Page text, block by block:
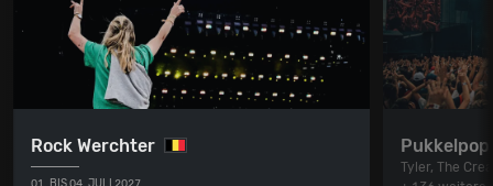
Rock Werchter
01. BIS 04. JULI 2027
Pukkelpop
Tyler, The